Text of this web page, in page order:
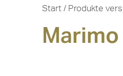
Start / Produkte
Marimo